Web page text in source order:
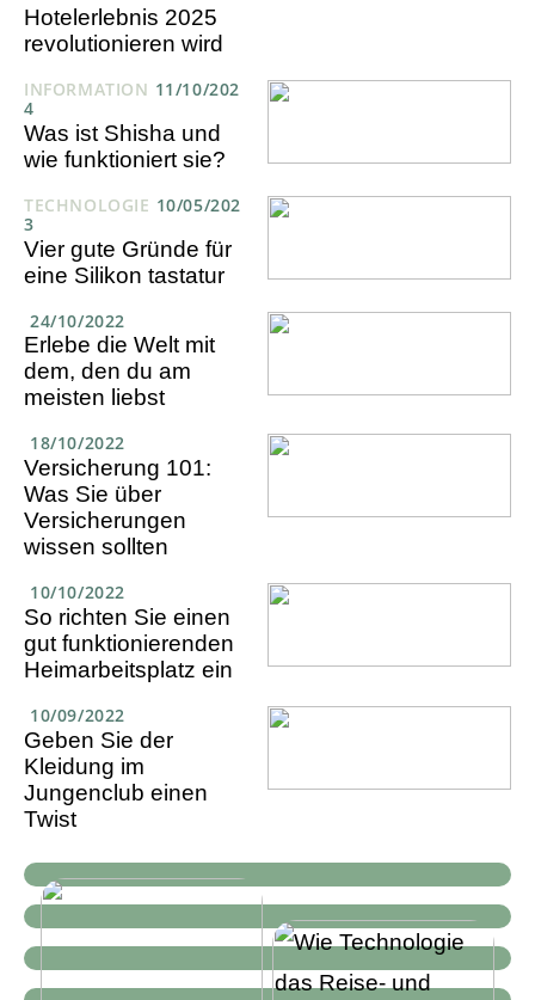
Hotelerlebnis 2025
revolutionieren wird
INFORMATION 11/10/202
4
Was ist Shisha und
wie funktioniert sie?
TECHNOLOGIE 10/05/202
3
Vier gute Gründe für
eine Silikon tastatur
24/10/2022
Erlebe die Welt mit
dem, den du am
meisten liebst
18/10/2022
Versicherung 101:
Was Sie über
Versicherungen
wissen sollten
10/10/2022
So richten Sie einen
gut funktionierenden
Heimarbeitsplatz ein
10/09/2022
Geben Sie der
Kleidung im
Jungenclub einen
Twist